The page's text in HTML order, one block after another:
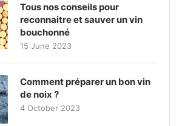
Tous nos conseils pour
reconnaitre et sauver un vin
bouchonné
15 June 2023
Comment préparer un bon vin
de noix ?
4 October 2023